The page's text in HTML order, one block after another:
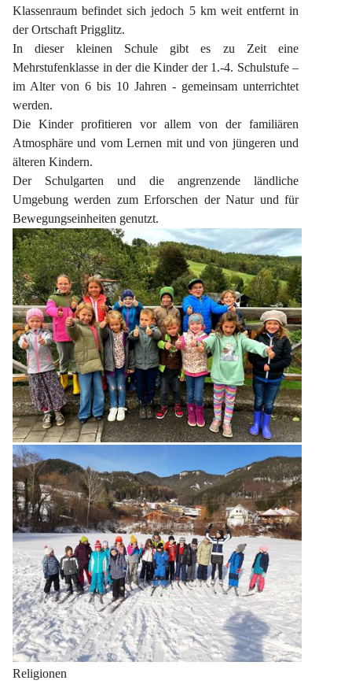
Klassenraum befindet sich jedoch 5 km weit entfernt in
der Ortschaft Prigglitz.
In dieser kleinen Schule gibt es zu Zeit eine
Mehrstufenklasse in der die Kinder der 1.-4. Schulstufe –
im Alter von 6 bis 10 Jahren - gemeinsam unterrichtet
werden.
Die Kinder profitieren vor allem von der familiären
Atmosphäre und vom Lernen mit und von jüngeren und
älteren Kindern.
Der Schulgarten und die angrenzende ländliche
Umgebung werden zum Erforschen der Natur und für
Bewegungseinheiten genutzt.
Religionen